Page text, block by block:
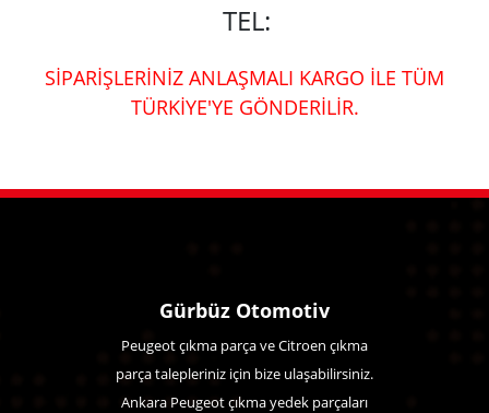
TEL:
SİPARİŞLERİNİZ ANLAŞMALI KARGO İLE TÜM
TÜRKİYE'YE GÖNDERİLİR.
Gürbüz Otomotiv
Peugeot çıkma parça ve Citroen çıkma
parça talepleriniz için bize ulaşabilirsiniz.
Ankara Peugeot çıkma yedek parçaları